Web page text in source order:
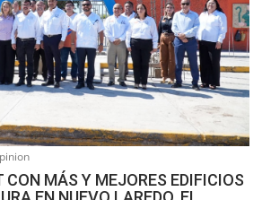
MÁS Y MEJORES EDIFICIOS